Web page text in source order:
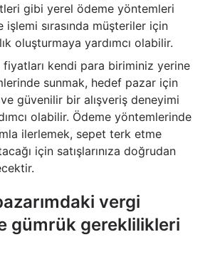
gibi yerel ödeme yöntemleri
işlemi sırasında müşteriler için
oluşturmaya yardımcı olabilir.
fiyatları kendi para biriminiz yerine
sunmak, hedef pazar için
güvenilir bir alışveriş deneyimi
olabilir. Ödeme yöntemlerinde
ilerlemek, sepet terk etme
için satışlarınıza doğrudan
vergi
gümrük gereklilikleri